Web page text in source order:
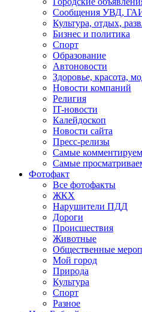
Сообщения УВД,
Культура, отдых,
Бизнес и политика
Спорт
Образование
Автоновости
Здоровье, красота,
Новости компаний
Религия
IT-новости
Калейдоскоп
Новости сайта
Пресс-релизы
Самые
Самые
Фотофакт
Все фотофакты
ЖКХ
Нарушители ПДД
Дороги
Происшествия
Животные
Общественные
Мой город
Природа
Культура
Спорт
Разное